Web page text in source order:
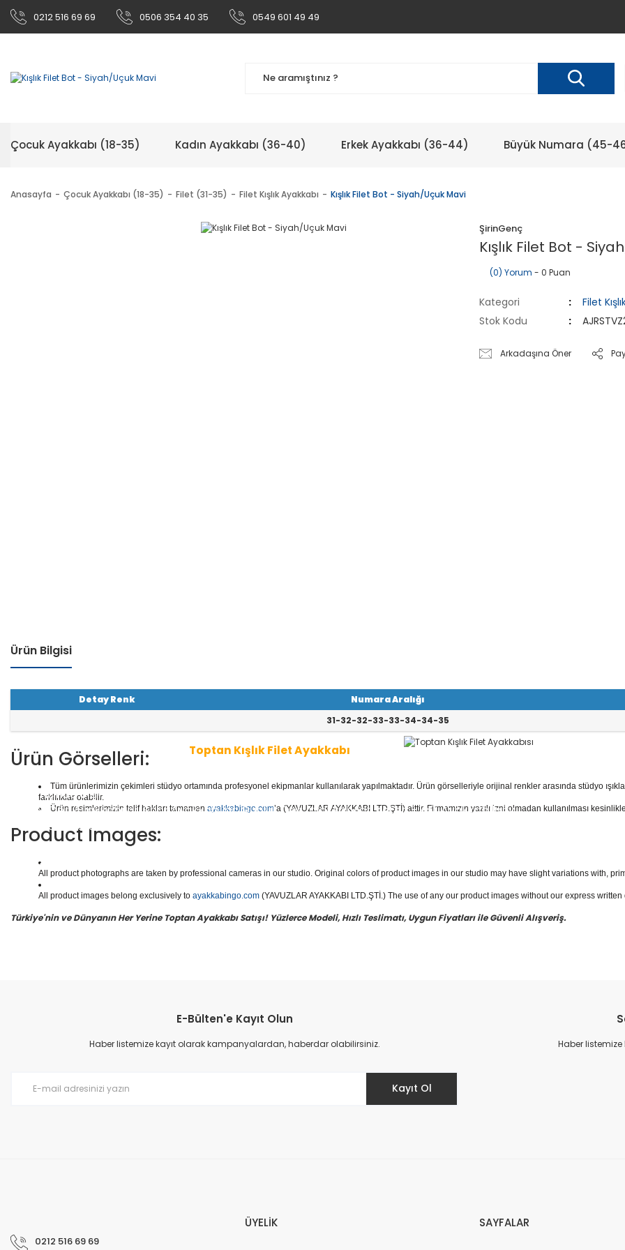
0212 516 69 69 0506 354 40 35 0549 601 49 49
Çocuk Ayakkabı (18-35) Kadın Ayakkabı (36-40) Erkek Ayakkabı (36-44) Büyük Numara (45-
Anasayfa Çocuk Ayakkabı (18-35) Filet (31-35) Filet Kışlık Ayakkabı Kışlık Filet Bot - Siyah/Uçuk Mavi
ŞirinGenç
Kışlık Filet Bot -
(0) Yorum - 0 Puan
Kategori
Filet
Stok Kodu
Arkadaşına Öner
Ürün Bilgisi
Detay Renk Numara Aralığı
31-32-32-33-33-34-34-35
Toptan Kışlık Filet Ayakkabı
1 seri içinde8çift ayakkabı bulunur. Toptan Filet Ayakkabı
kategorisinde; Botlar, Çizmeler, K
aliteli Deri Ayakkabılar, Spor Ayakkabılar, Günlük Deri Ayakkabılar, Keten - Kot Ayakkabılar v
e daha binlerce model filet ayakkabısı mevcuttur.
Yüzlerce modeli, hızlı teslimatı, uygun
doğru adresi Yavuzlar Ayakkabı!
Ürün Görselleri:
Tüm ürünlerimizin çekimleri stüdyo ortamında profesyonel ekipmanlar kullanılarak yapılmaktadır. Ürün görselleriyle orijinal renkler arasında stüdyo
farklılıklar olabilir.
Ürün resimlerimizin telif hakları tamamen ayakkabingo.com’a (YAVUZLAR AYAKKABI LTD.ŞTİ) aittir. Firmamızın yazılı izni olmadan kullanılması
Product Images:
All product photographs are taken by professional cameras in our studio. Original colors of product images in our studio may have slight variations with,
All product images belong exclusively to ayakkabingo.com (YAVUZLAR AYAKKABI LTD.ŞTİ.) The use of any our product images without our express
Türkiye'nin ve Dünyanın Her Yerine Toptan Ayakkabı Satışı! Yüzlerce Modeli, Hızlı Teslimatı, Uygun Fiyatları ile Güvenli Alışveriş.
E-Bülten'e Kayıt Olun
Haber listemize kayıt olarak kampanyalardan, haberdar olabilirsiniz.
Kayıt Ol
Haber
0212 516 69 69
ÜYELİK SAYFALAR